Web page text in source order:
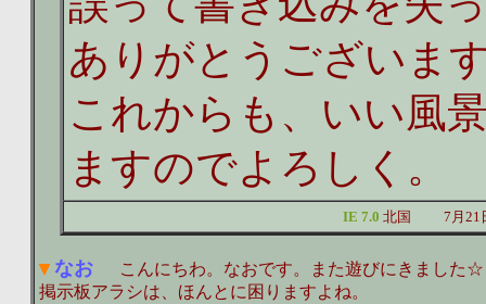
ありがとうございま
これからも、いい風
ますのでよろしく。
IE 7.0 北国 7月
なお こんにちわ。なおです。また遊びにきました☆
掲示板アラシは、ほんとに困りますよね。